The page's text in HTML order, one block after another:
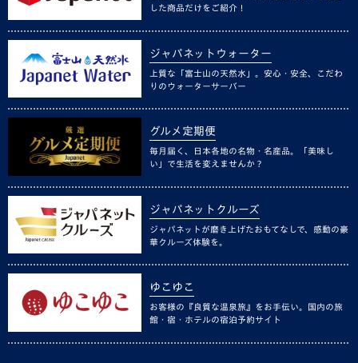
した商品だけをご紹介！
ジャパネットウォーター
上質な「富士山の天然水」。安心・安全、こだわ
りのウォーターサーバー
グルメ定期便
毎月届く、日本各地の名物・名産品。「美味し
い」で生活を変えませんか？
ジャパネットクルーズ
ジャパネットが磨き上げたおもてなしで、感動の豪
華クルーズ体験を。
ゆこゆこ
お客様の『良質な温泉旅』をお手伝い。国内の旅
館・宿・ホテルの宿泊予約サイト